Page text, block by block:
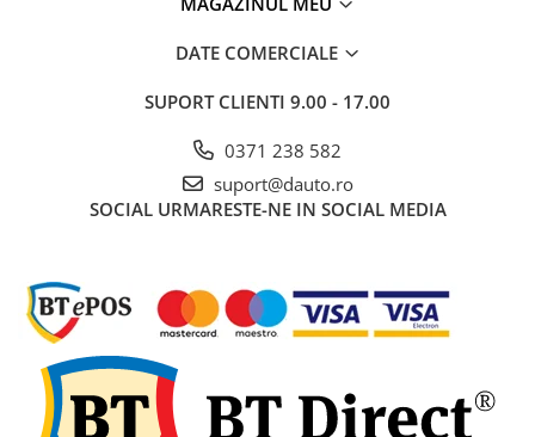
Suporturi pentru girofare auto si
Veste Reflectorizante de Avertizare
Capace piulite
Oglinzi auto
Parasolare Camion – Cabina si
Accesorii
Protectii si pasaje roti
Reclame Luminoase
DATE COMERCIALE
SUPORT CLIENTI 9.00 - 17.00
0371 238 582
suport@dauto.ro
SOCIAL URMARESTE-NE IN SOCIAL MEDIA